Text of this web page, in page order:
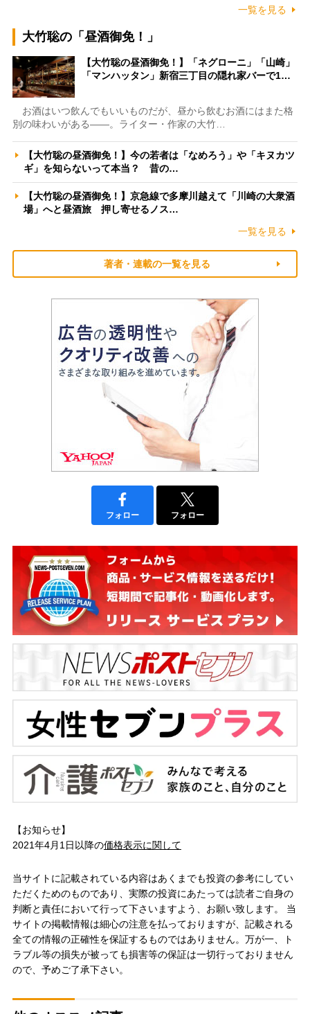
一覧を見る
大竹聡の「昼酒御免！」
【大竹聡の昼酒御免！】「ネグローニ」「山崎」
「マンハッタン」新宿三丁目の隠れ家バーで1…
お酒はいつ飲んでもいいものだが、昼から飲むお酒にはまた格
別の味わいがある――。ライター・作家の大竹…
【大竹聡の昼酒御免！】今の若者は「なめろう」や「キヌカツ
ギ」を知らないって本当？ 昔の…
【大竹聡の昼酒御免！】京急線で多摩川越えて「川崎の大衆酒
場」へと昼酒旅 押し寄せるノス…
一覧を見る
著者・連載の一覧を見る
フォロー フォロー
【お知らせ】
2021年4月1日以降の価格表示に関して
当サイトに記載されている内容はあくまでも投資の参考にしてい
ただくためのものであり、実際の投資にあたっては読者ご自身の
判断と責任において行って下さいますよう、お願い致します。 当
サイトの掲載情報は細心の注意を払っておりますが、記載される
全ての情報の正確性を保証するものではありません。万が一、ト
ラブル等の損失が被っても損害等の保証は一切行っておりません
ので、予めご了承下さい。